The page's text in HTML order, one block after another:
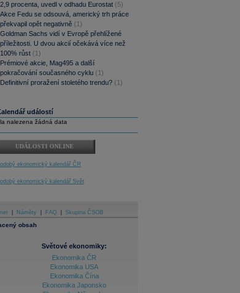
2,9 procenta, uvedl v odhadu Eurostat (5)
Akce Fedu se odsouvá, americký trh práce
překvapil opět negativně (1)
Goldman Sachs vidí v Evropě přehlížené
příležitosti. U dvou akcií očekává více než
100% růst (1)
Prémiové akcie, Mag495 a další
pokračování současného cyklu (1)
Definitivní proražení stoletého trendu? (1)
událostí
nalezena žádná data
UDÁLOSTI ONLINE
ekonomický kalendář ČR
ekonomický kalendář Svět
Náměty FAQ Skupina ČSOB
obsah
Světové ekonomiky:
Ekonomika ČR
Ekonomika USA
Ekonomika Čína
Ekonomika Japonsko